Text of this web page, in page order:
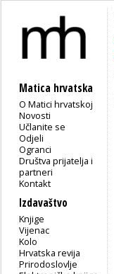
Matica hrvatska
O Matici hrvatskoj
Novosti
Učlanite se
Odjeli
Ogranci
Društva prijatelja i
partneri
Kontakt
Izdavaštvo
Knjige
Vijenac
Kolo
Hrvatska revija
Prirodoslovlje